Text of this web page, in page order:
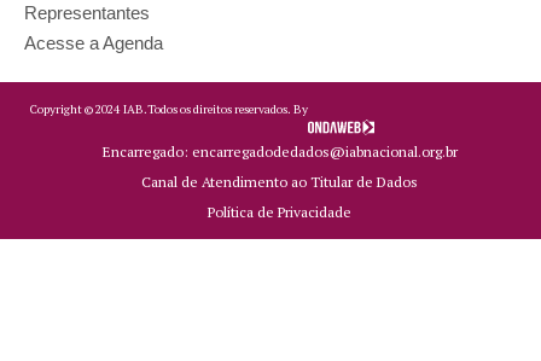
Representantes
Acesse a Agenda
Copyright ©2024 IAB.Todos os direitos reservados. By
Encarregado: encarregadodedados@iabnacional.org.br
Canal de Atendimento ao Titular de Dados
Política de Privacidade